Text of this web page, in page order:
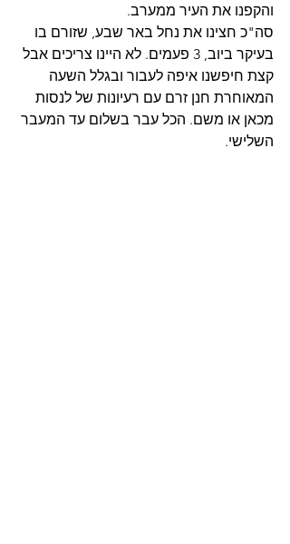
והקפנו את העיר ממערב.
סה"כ חצינו את נחל באר שבע, שזורם בו
בעיקר ביוב, 3 פעמים. לא היינו צריכים אבל
קצת חיפשנו איפה לעבור ובגלל השעה
המאוחרת חנן זרם עם רעיונות של לנסות
מכאן או משם. הכל עבר בשלום עד המעבר
השלישי.